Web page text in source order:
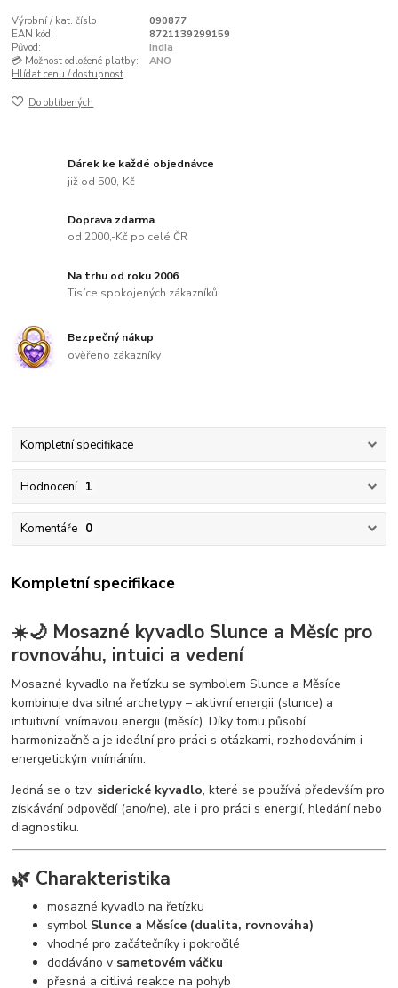
Výrobní / kat. číslo
090877
EAN kód:
8721139299159
Původ:
India
💳 Možnost odložené platby:
ANO
Hlídat cenu / dostupnost
Do oblíbených
Dárek ke každé objednávce
již od 500,-Kč
Doprava zdarma
od 2000,-Kč po celé ČR
Na trhu od roku 2006
Tisíce spokojených zákazníků
Bezpečný nákup
ověřeno zákazníky
Kompletní specifikace
Hodnocení 1
Komentáře 0
Kompletní specifikace
☀️🌙 Mosazné kyvadlo Slunce a Měsíc pro
rovnováhu, intuici a vedení
Mosazné kyvadlo na řetízku se symbolem Slunce a Měsíce
kombinuje dva silné archetypy – aktivní energii (slunce) a
intuitivní, vnímavou energii (měsíc). Díky tomu působí
harmonizačně a je ideální pro práci s otázkami, rozhodováním i
energetickým vnímáním.
Jedná se o tzv. siderické kyvadlo, které se používá především pro
získávání odpovědí (ano/ne), ale i pro práci s energií, hledání nebo
diagnostiku.
🌿 Charakteristika
mosazné kyvadlo na řetízku
symbol Slunce a Měsíce (dualita, rovnováha)
vhodné pro začátečníky i pokročilé
dodáváno v sametovém váčku
přesná a citlivá reakce na pohyb